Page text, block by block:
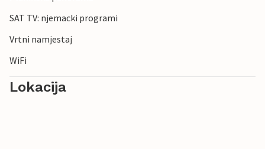
SAT TV: njemacki programi
Vrtni namjestaj
WiFi
Lokacija